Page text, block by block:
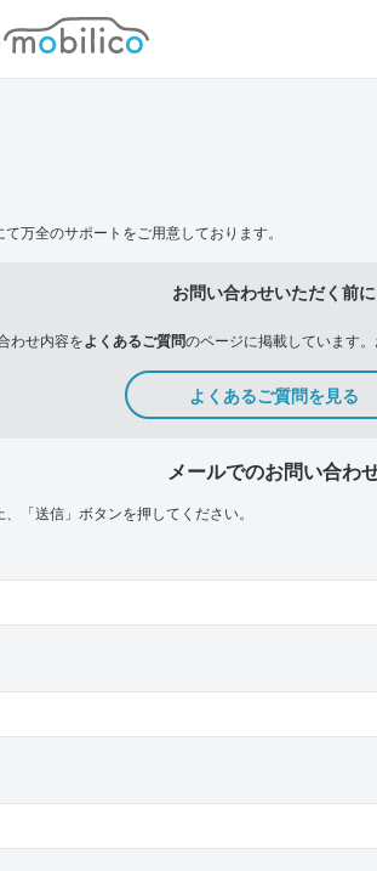
モビリコ
万全のサポートをご用意しております。
お問い合わせいただく前に
わせ内容をよくあるご質問のページに掲載しています
よくあるご質問を見る
メールでのお問い合わ
「送信」ボタンを押してください。